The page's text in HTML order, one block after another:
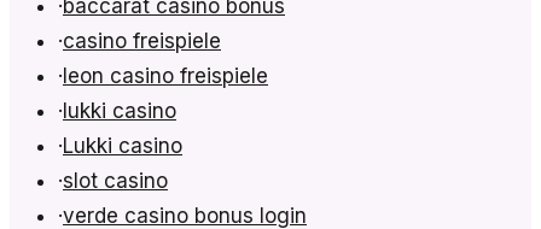
·baccarat casino bonus
·casino freispiele
·leon casino freispiele
·lukki casino
·Lukki casino
·slot casino
·verde casino bonus login